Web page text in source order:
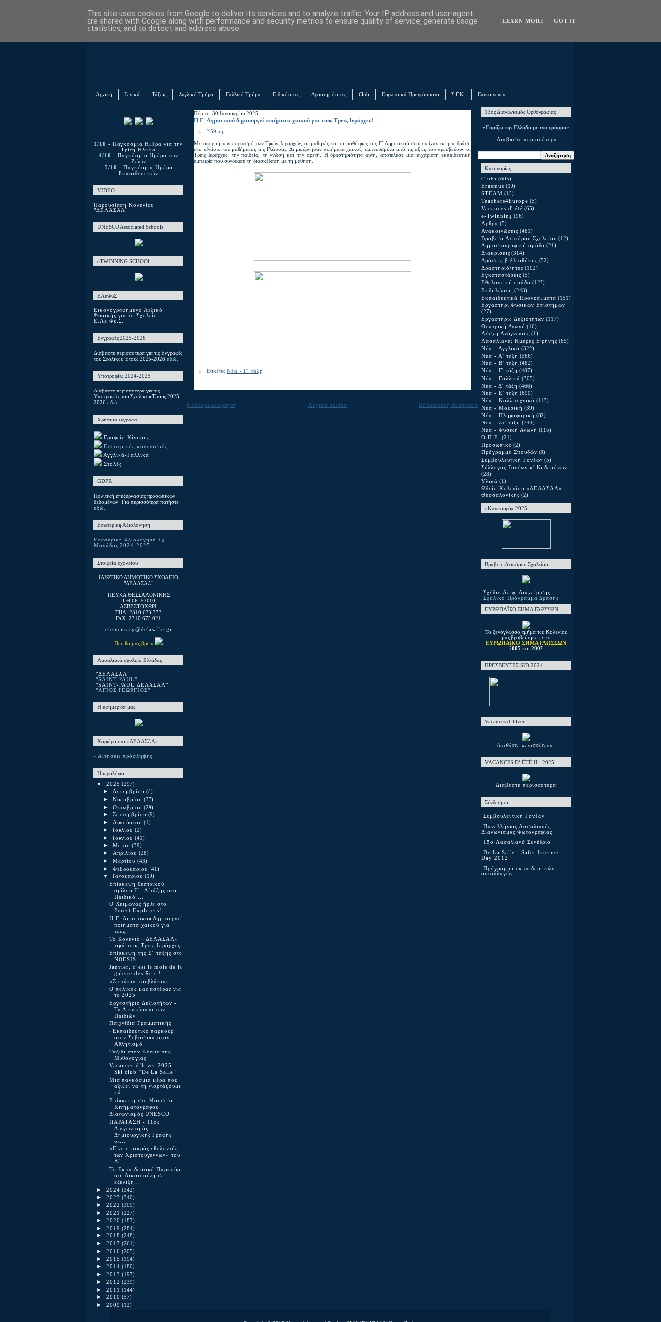
Αρχική Γενικά Τάξεις Αγγλικό Τμήμα Γαλλικό Τμήμα Ειδικότητες Δραστηριότητες Club Ευρωπαϊκά Προγράμματα Σ.Γ.Κ. Επικοινωνία
1/10 - Παγκόσμια Ημέρα για την
Τρίτη Ηλικία
4/10 - Παγκόσμια Ημέρα των
Ζώων
5/10 - Παγκόσμια Ημέρα
Εκπαιδευτικών
VIDEO
Παρουσίαση Κολεγίου
"ΔΕΛΑΣΑΛ"
UNESCO Associated Schools
eTWINNING SCHOOL
ΕΛεΦυΣ
Εικονογραφημένο Λεξικό
Φυσικής για το Σχολείο -
Ε.Λε.Φυ.Σ.
Εγγραφές 2025-2026
Διαβάστε περισσότερα για τις Εγγραφές
του Σχολικού Έτους 2025-2026 εδώ.
Υποτροφίες 2024-2025
Διαβάστε περισσότερα για τις
Υποτροφίες του Σχολικού Έτους 2025-
2026 εδώ.
Χρήσιμα έγγραφα
Γραφείο Κίνησης
Εσωτερικός κανονισμός
Αγγλικά-Γαλλικά
Στολές
GDPR
Πολιτική επεξεργασίας προσωπικών
δεδομένων | Για περισσότερα πατήστε
εδώ.
Εσωτερική Αξιολόγηση
Εσωτερική Αξιολόγηση Σχ.
Μονάδας 2024-2025
Στοιχεία σχολείου
ΙΔΙΩΤΙΚΟ ΔΗΜΟΤΙΚΟ ΣΧΟΛΕΙΟ
"ΔΕΛΑΣΑΛ"
ΠΕΥΚΑ ΘΕΣΣΑΛΟΝΙΚΗΣ
T.Θ.06–57010
ΑΣΒΕΣΤΟΧΩΡΙ
ΤΗΛ. 2310 633 333
FAX. 2310 675 021
elementary@delasalle.gr
Που θα μας βρείτε
Λασαλιανά σχολεία Ελλάδας
"ΔΕΛΑΣΑΛ"
"SAINT-PAUL"
"SAINT-PAUL ΔΕΛΑΣΑΛ"
"ΑΓΙΟΣ ΓΕΩΡΓΙΟΣ"
Η εφημερίδα μας
Καριέρα στο «ΔΕΛΑΣΑΛ»
- Αιτήσεις πρόσληψης
Ημερολόγιο
▼ 2025 (297)
► Δεκεμβρίου (8)
► Νοεμβρίου (37)
► Οκτωβρίου (29)
► Σεπτεμβρίου (9)
► Αυγούστου (1)
► Ιουλίου (2)
► Ιουνίου (41)
► Μαΐου (39)
► Απριλίου (28)
► Μαρτίου (43)
► Φεβρουαρίου (41)
▼ Ιανουαρίου (19)
Επίσκεψη θεατρικού
ομίλου Γ΄- Δ΄τάξης στο
Παιδικό ...
Ο Χειμώνας ήρθε στο
Forest Explorers!
Η Γ΄ Δημοτικού δημιουργεί
ποιήματα χαϊκού για
τους...
Το Κολέγιο «ΔΕΛΑΣΑΛ»
τιμά τους Τρεις Ιεράρχες
Επίσκεψη της Ε΄ τάξης στο
NOESIS
Janvier, c’est le mois de la
galette des Rois !
«Σπιτάκια-τουβλάκια»
Ο πολικός μας αστέρας για
το 2025
Εργαστήριο Δεξιοτήτων -
Τα Δικαιώματα των
Παιδιών
Παιχνίδια Γραμματικής
«Εκπαιδευτικό παρκούρ
στον Σεβασμό» στον
Αθλητισμό
Ταξίδι στον Κόσμο της
Μυθολογίας
Vacances d’hiver 2025 –
Ski club “De La Salle”
Μια παγκόσμια μέρα που
αξίζει να τη γιορτάζουμε
κά...
Επίσκεψη στο Μουσείο
Κινηματογράφου
Διαγωνισμός UNESCO
ΠΑΡΑΤΑΣΗ - 11ος
Διαγωνισμός
Δημιουργικής Γραφής
στ...
«Γίνε ο μικρός εθελοντής
των Χριστουγέννων» του
Δή...
Το Εκπαιδευτικό Παρκούρ
στη Δικαιοσύνη σε
εξέλιξη...
► 2024 (342)
► 2023 (340)
► 2022 (309)
► 2021 (227)
► 2020 (187)
► 2019 (284)
► 2018 (248)
► 2017 (261)
► 2016 (205)
► 2015 (194)
► 2014 (180)
► 2013 (197)
► 2012 (239)
► 2011 (144)
► 2010 (57)
► 2009 (12)
Πέμπτη 30 Ιανουαρίου 2025
Η Γ΄ Δημοτικού δημιουργεί ποιήματα χαϊκού για τους Τρεις Ιεράρχες!
2:59 μ.μ.
Με αφορμή των εορτασμό των Τριών Ιεραρχών, οι μαθητές και οι μαθήτριες της Γ΄ Δημοτικού συμμετείχαν σε μια δράση
στο πλαίσιο του μαθήματος της Γλώσσας. Δημιούργησαν ποιήματα χαϊκού, εμπνευσμένα από τις αξίες που πρεσβεύουν οι
Τρεις Ιεράρχες: την παιδεία, τη γνώση και την αρετή. Η δραστηριότητα αυτή, αποτέλεσε μια ευχάριστη εκπαιδευτική
εμπειρία που συνδύασε τη διασκέδαση με τη μάθηση.
Ετικέτες Νέα - Γ' τάξη
Νεότερη ανάρτηση Παλαιότερη Ανάρτηση
Αρχική σελίδα
13ος Διαγωνισμός Ορθογραφίας
«Γυρίζω την Ελλάδα με ένα γράμμα»
- Διαβάστε περισσότερα
Κατηγορίες
Clubs (605)
Erasmus (10)
STEAM (15)
Teachers4Europe (5)
Vacances d' été (65)
e-Twinning (96)
Άρθρα (5)
Ανακοινώσεις (481)
Βραβείο Αειφόρου Σχολείου (12)
Δημοσιογραφική ομάδα (21)
Διακρίσεις (314)
Δράσεις βιβλιοθήκης (52)
Δραστηριότητες (102)
Εγκαταστάσεις (5)
Εθελοντική ομάδα (127)
Εκδηλώσεις (243)
Εκπαιδευτικά Προγράμματα (151)
Εργαστήρι Φυσικών Επιστημών
(27)
Εργαστήριο Δεξιοτήτων (117)
Θεατρική Αγωγή (16)
Λέσχη Ανάγνωσης (1)
Λασαλιανές Ημέρες Ειρήνης (65)
Νέα - Αγγλικά (322)
Νέα - Α' τάξη (566)
Νέα - Β' τάξη (482)
Νέα - Γ' τάξη (487)
Νέα - Γαλλικά (305)
Νέα - Δ' τάξη (466)
Νέα - Ε' τάξη (690)
Νέα - Καλλιτεχνικά (113)
Νέα - Μουσική (39)
Νέα - Πληροφορική (82)
Νέα - Στ' τάξη (744)
Νέα - Φυσική Αγωγή (115)
Ο.Π.Ε. (21)
Προσωπικό (2)
Πρόγραμμα Σπουδών (6)
Συμβουλευτική Γονέων (5)
Σύλλογος Γονέων κ' Κηδεμόνων
(28)
Υλικά (1)
Ωδείο Κολεγίου «ΔΕΛΑΣΑΛ»
Θεσσαλονίκης (2)
«Καγκουρό» 2025
Βραβείο Αειφόρου Σχολείου
Σχέδιο Αειφ. Διαχείρισης
Σχολικό Πρόγραμμα Δράσης
ΕΥΡΩΠΑΪΚΟ ΣΗΜΑ ΓΛΩΣΣΩΝ
Το ξενόγλωσσο τμήμα του Κολεγίου
μας βραβεύτηκε με το
ΕΥΡΩΠΑΪΚΟ ΣΗΜΑ ΓΛΩΣΣΩΝ
2005 και 2007
ΠΡΕΣΒΕΥΤΕΣ SID 2024
Vacances d’ hiver
Διαβάστε περισσότερα
VACANCES D’ ÉTÉ ΙΙ - 2025
Διαβάστε περισσότερα
Σύνδεσμοι
Συμβουλευτική Γονέων
Πανελλήνιος Λασαλιανός
Διαγωνισμός Φωτογραφίας
15o Λασαλιανό Συνέδριο
De La Salle - Safer Internet
Day 2012
Πρόγραμμα εκπαιδευτικών
ανταλλαγών
This site uses cookies from Google to deliver its services and to analyze traffic. Your IP address and user-agent
are shared with Google along with performance and security metrics to ensure quality of service, generate usage
statistics, and to detect and address abuse.
LEARN MORE GOT IT